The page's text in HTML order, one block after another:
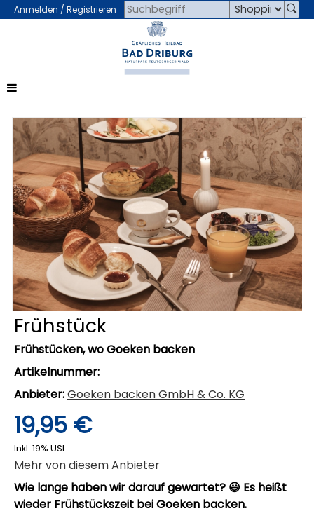
Anmelden / Registrieren
Frühstück
Frühstücken, wo Goeken backen
Artikelnummer:
Anbieter:Goeken backen GmbH & Co. KG
19,95 €
Inkl. 19% USt.
Mehr von diesem Anbieter
Wie lange haben wir darauf gewartet? 😃 Es heißt
wieder Frühstückszeit bei Goeken backen.